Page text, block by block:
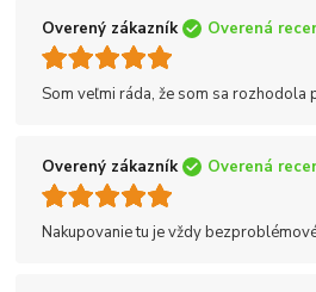
Overený zákazník Overená
Som veľmi ráda, že som sa rozhodola
Overený zákazník Overená
Nakupovanie tu je vždy